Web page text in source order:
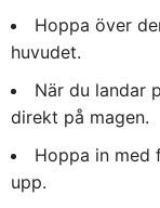
Hoppa över
huvudet.
När du landar
direkt på magen.
Hoppa in med
upp.